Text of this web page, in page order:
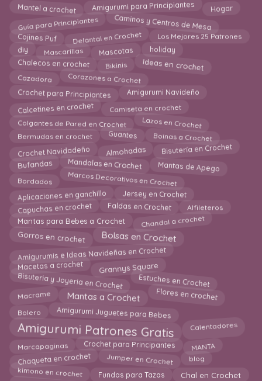
Mantel a crochet Amigurumi para Principiantes Hogar
Guía para Principiantes Caminos y Centros de Mesa
Cojines Puf Delantal en Crochet Los Mejores 25 Patrones
diy Mascarillas Mascotas holiday
Chalecos en crochet Bikinis Ideas en crochet
Cazadora Corazones a Crochet
Crochet para Principiantes Amigurumi Navideño
Calcetines en crochet Camiseta en crochet
Colgantes de Pared en Crochet Lazos en Crochet
Bermudas en crochet Guantes Boinas a Crochet
Crochet Navidadeño Almohadas Bisutería en Crochet
Bufandas Mandalas en Crochet Mantas de Apego
Bordados Marcos Decorativos en Crochet
Aplicaciones en ganchillo Jersey en Crochet
Capuchas en crochet Faldas en Crochet Alfileteros
Mantas para Bebes a Crochet Chandal a crochet
Gorros en crochet Bolsas en Crochet
Amigurumis e Ideas Navideñas en Crochet
Macetas a crochet Grannys Square
Bisuteria y Joyeria en Crochet Estuches en Crochet
Macrame Mantas a Crochet Flores en crochet
Bolero Amigurumi Juguetes para Bebes
Amigurumi Patrones Gratis Calentadores
Marcapaginas Crochet para Principantes MANTA
Chaqueta en crochet Jumper en Crochet blog
kimono en crochet Fundas para Tazas Chal en Crochet